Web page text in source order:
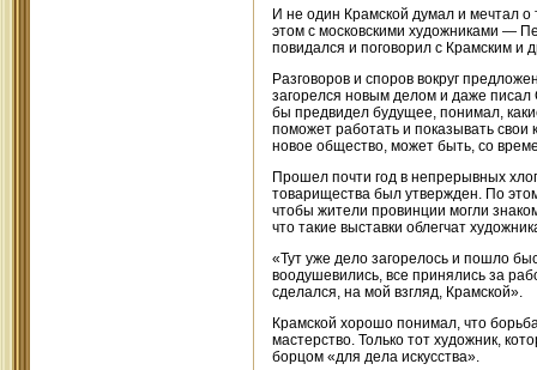
И не один Крамской думал и мечтал о
этом с московскими художниками —
повидался и поговорил с Крамским и
Разговоров и споров вокруг
загорелся новым делом и даже писал
бы предвидел будущее, понимал,
поможет работать и показывать
новое общество, может быть, со
Прошел почти год в непрерывных
товарищества был утвержден. По
чтобы жители провинции могли
что такие выставки облегчат
«Тут уже дело загорелось и пошло
воодушевились, все принялись за
сделался, на мой взгляд, Крамской».
Крамской хорошо понимал, что
мастерство. Только тот художник,
борцом «для дела искусства».